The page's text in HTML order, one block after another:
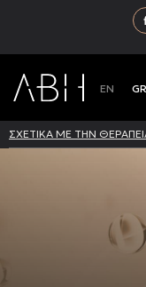
EN GR
ΣΧΕΤΙΚΑ ΜΕ ΤΗΝ